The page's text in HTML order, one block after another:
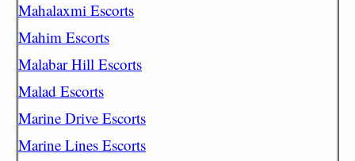
Mahalaxmi Escorts
Mahim Escorts
Malabar Hill Escorts
Malad Escorts
Marine Drive Escorts
Marine Lines Escorts